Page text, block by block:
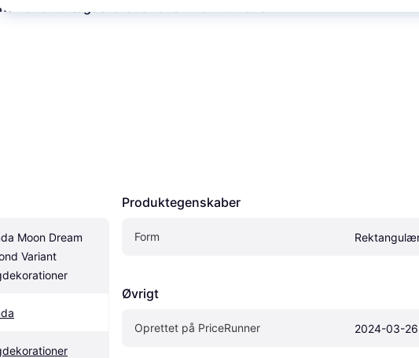
Variant Vægdekorationer
Moon Dream
Variant
Produktegenskaber
Form
Øvrigt
Oprettet på PriceRunner 2024-03-26